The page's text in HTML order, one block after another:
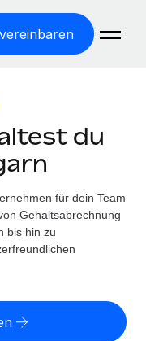
für Niederlassungen
Freelancer:innen
der Einstellung
berechnen
du
für dein Team
Gehaltsabrechnung
bis hin zu